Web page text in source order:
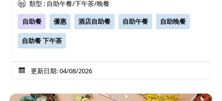
類型 : 自助午餐/下午茶/晚餐
自助餐
優惠 酒店自助餐 自助午餐 自助晚餐
自助餐 下午茶
更新日期: 04/08/2026